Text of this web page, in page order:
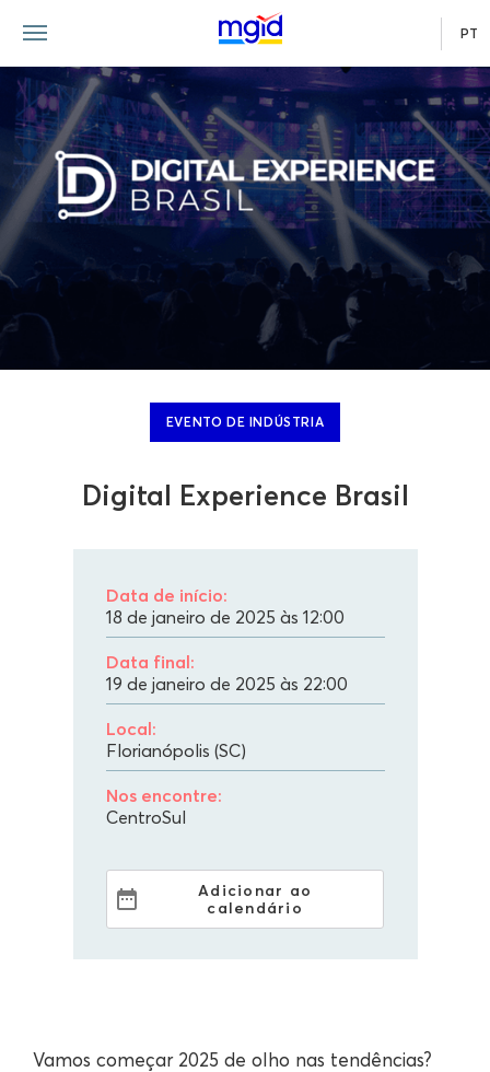
PT
Digital Experience Brasil
Data de início:
18 de janeiro de 2025 às 12:00
Data final:
19 de janeiro de 2025 às 22:00
Local:
Florianópolis (SC)
Nos encontre:
CentroSul
EVENTO DE INDÚSTRIA
Vamos começar 2025 de olho nas tendências?
Adicionar ao
calendário